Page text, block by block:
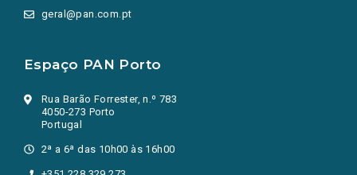
geral@pan.com.pt
Espaço PAN Porto
Rua Barão Forrester, n.º 783
4050-273 Porto
Portugal
2ª a 6ª das 10h00 às 16h00